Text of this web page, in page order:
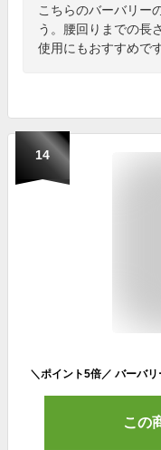
こちらのバーバリー
う。腰回りまでの長
使用にもおすすめです
14
この